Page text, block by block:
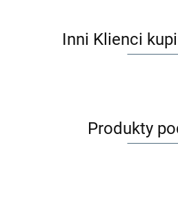
Inni Klienci
Produkty